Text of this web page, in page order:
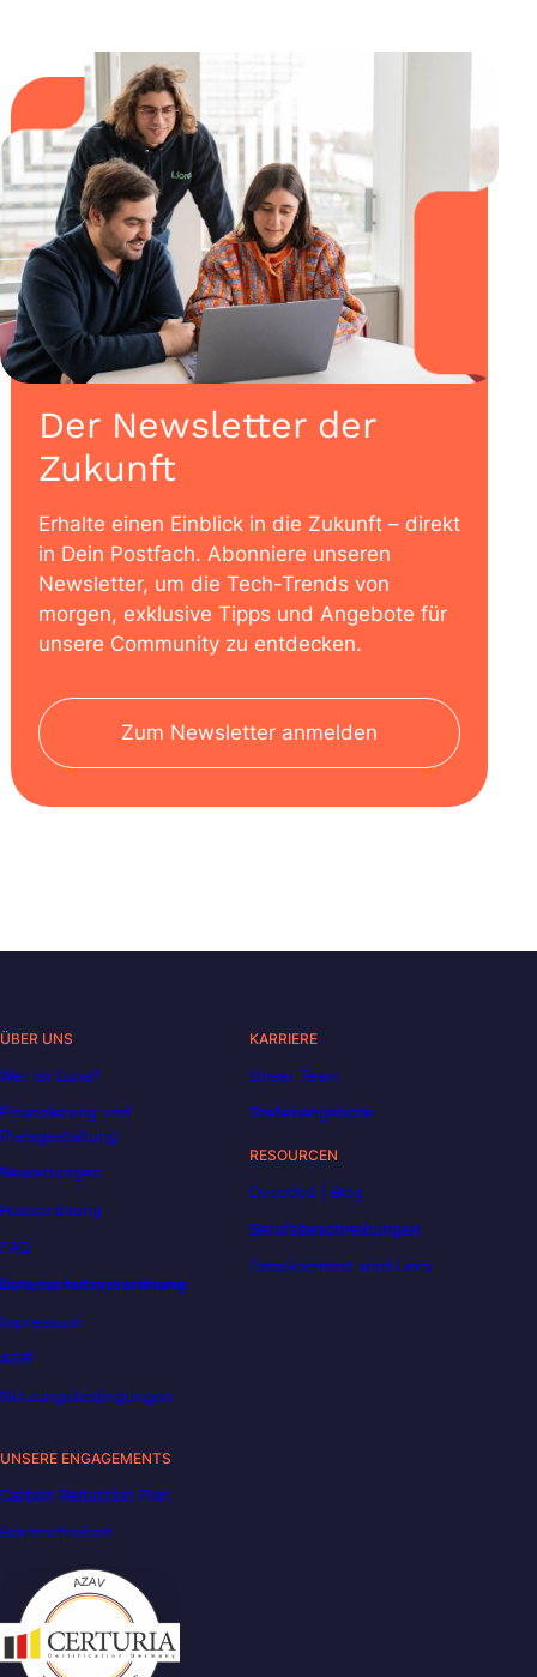
Der Newsletter der
Zukunft
Erhalte einen Einblick in die Zukunft – direkt
in Dein Postfach. Abonniere unseren
Newsletter, um die Tech-Trends von
morgen, exklusive Tipps und Angebote für
unsere Community zu entdecken.
Zum Newsletter anmelden
ÜBER UNS
Wer ist Liora?
Finanzierung und
Preisgestaltung
Bewertungen
Hausordnung
FAQ
Datenschutzverordnung
Impressum
AGB
Nutzungsbedingungen
KARRIERE
Unser Team
Stellenangebote
RESOURCEN
Decoded | Blog
Berufsbeschreibungen
DataScientest wird Liora
UNSERE ENGAGEMENTS
Carbon Reduction Plan
Barrierefreiheit